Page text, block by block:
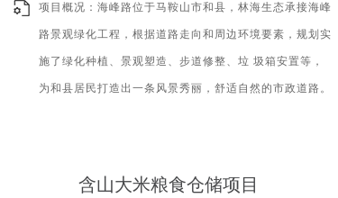
项目概况：海峰路位于马鞍山市和县，林海生态承接海峰
路景观绿化工程，根据道路走向和周边环境要素，规划实
施了绿化种植、景观塑造、步道修整、垃 圾箱安置等，
为和县居民打造出一条风景秀丽，舒适自然的市政道路。
含山大米粮食仓储项目